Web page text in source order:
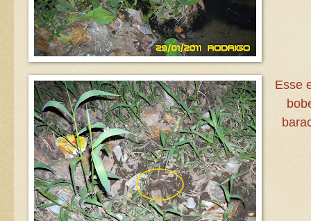
Esse